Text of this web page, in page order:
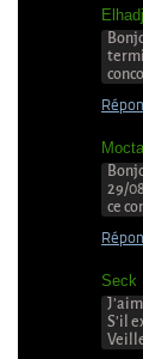
29/
ce
Seck
S’il